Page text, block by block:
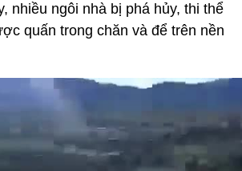
nhiều ngôi nhà bị phá hủy, thi thể
quấn trong chăn và để trên nền